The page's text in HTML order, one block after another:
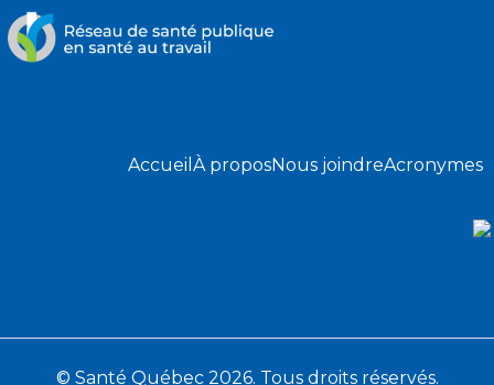
Accueil À proposNous joindreAcronymes
© Santé Québec 2026. Tous droits réservés.